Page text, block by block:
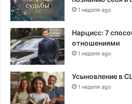
1 неделя ago
Нарцисс: 7
отношениями
1 неделя ago
Усыновление в
1 неделя ago